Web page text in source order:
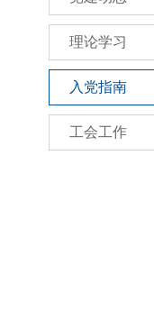
理论学习
入党指南
工会工作